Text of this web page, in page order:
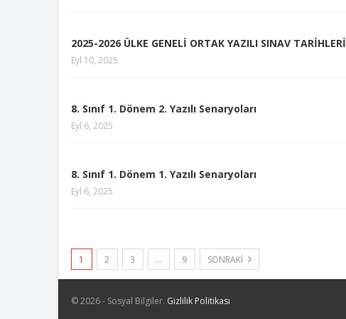
2025-2026 ÜLKE GENELİ ORTAK YAZILI SINAV TARİHLERİ
Eyl 10, 2025
8. Sınıf 1. Dönem 2. Yazılı Senaryoları
Eyl 6, 2025
8. Sınıf 1. Dönem 1. Yazılı Senaryoları
Eyl 6, 2025
1 2 3 … 9 SONRAKI
© 2026 - Sosyal Bilgiler. Gizlilik Politikası